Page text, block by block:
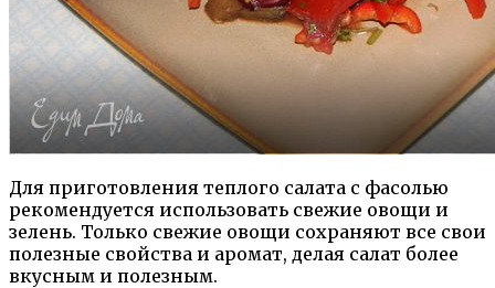
Для приготовления теплого салата с фасолью
рекомендуется использовать свежие овощи и
зелень. Только свежие овощи сохраняют все свои
полезные свойства и аромат, делая салат более
вкусным и полезным.